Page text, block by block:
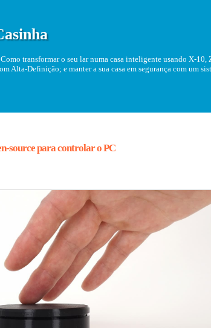
transformar o seu lar numa casa inteligente usando X-
Alta-Definição; e manter a sua casa em segurança com um
source para controlar o PC